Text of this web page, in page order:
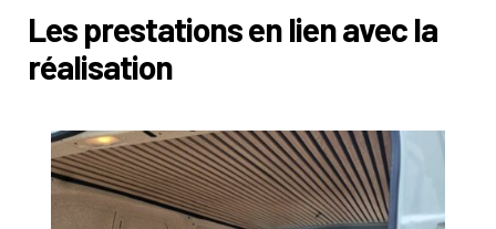
Les prestations en lien avec la
réalisation